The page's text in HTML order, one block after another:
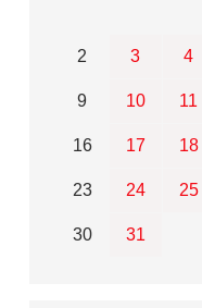
2 3 4
9 10 11
16 17 18
23 24 25
30 31